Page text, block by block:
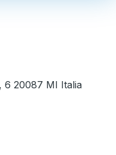
6 20087 MI Italia